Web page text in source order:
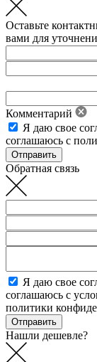
Оставьте
вами для
Комментарий
Я даю свое
соглашаюсь с
Обратная связь
Я даю свое
соглашаюсь с
политики
Нашли дешевле?